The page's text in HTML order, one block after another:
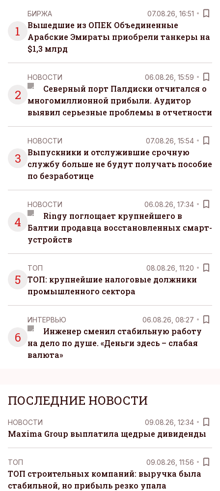
1
БИРЖА 07.08.26, 16:51
Вышедшие из ОПЕК Объединенные
Арабские Эмираты приобрели танкеры на
$1,3 млрд
2
НОВОСТИ 06.08.26, 15:59
Северный порт Палдиски отчитался о
многомиллионной прибыли. Аудитор
выявил серьезные проблемы в отчетности
3
НОВОСТИ 07.08.26, 15:54
Выпускники и отслужившие срочную
службу больше не будут получать пособие
по безработице
4
НОВОСТИ 06.08.26, 17:34
Ringy поглощает крупнейшего в
Балтии продавца восстановленных смарт-
устройств
5
ТОП 08.08.26, 11:20
ТОП: крупнейшие налоговые должники
промышленного сектора
6
ИНТЕРВЬЮ 06.08.26, 08:27
Инженер сменил стабильную работу
на дело по душе. «Деньги здесь – слабая
валюта»
ПОСЛЕДНИЕ НОВОСТИ
НОВОСТИ 09.08.26, 12:34
Maxima Group выплатила щедрые дивиденды
ТОП 09.08.26, 11:56
ТОП строительных компаний: выручка была
стабильной, но прибыль резко упала